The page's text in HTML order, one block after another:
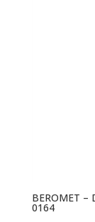
BEROMET
0164